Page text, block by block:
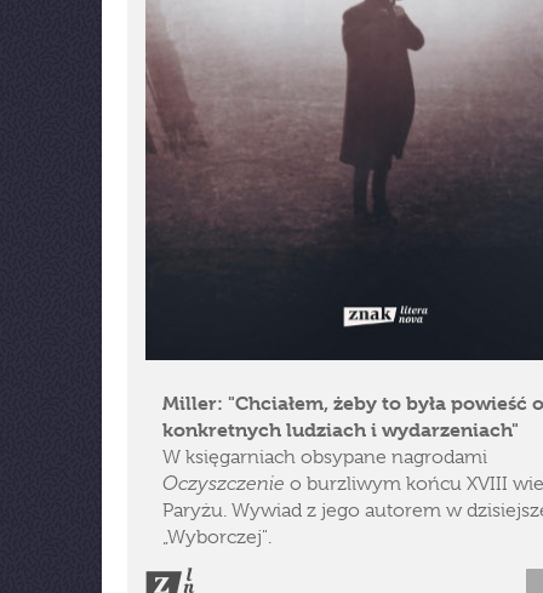
Miller: "Chciałem, żeby to była powieść o
konkretnych ludziach i wydarzeniach"
W księgarniach obsypane nagrodami
Oczyszczenie o burzliwym końcu XVIII
Paryżu. Wywiad z jego autorem w
„Wyborczej".